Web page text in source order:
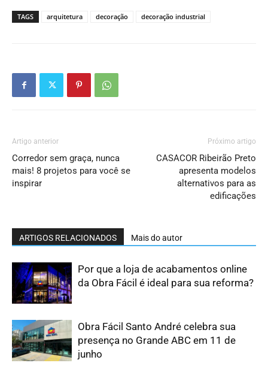
TAGS arquitetura decoração decoração industrial
Artigo anterior
Corredor sem graça, nunca
mais! 8 projetos para você se
inspirar
Próximo artigo
CASACOR Ribeirão Preto
apresenta modelos
alternativos para as
edificações
ARTIGOS RELACIONADOS Mais do autor
Por que a loja de acabamentos online
da Obra Fácil é ideal para sua reforma?
Obra Fácil Santo André celebra sua
presença no Grande ABC em 11 de
junho